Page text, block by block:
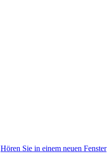
Hören Sie in einem neuen Fenster